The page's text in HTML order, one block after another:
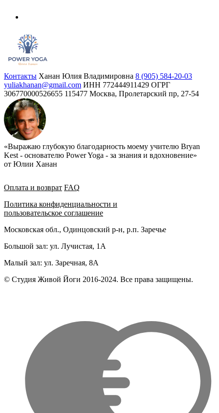
Контакты Ханан Юлия Владимировна 8 (905) 584-20-03
yuliakhanan@gmail.com ИНН 772444911429 ОГРГ
306770000526655 115477 Москва, Пролетарский пр, 27-54
«Выражаю глубокую благодарность моему учителю Bryan
Kest - основателю Power Yoga - за знания и вдохновение»
от Юлии Ханан
Оплата и возврат FAQ
Политика конфиденциальности и
пользовательское соглашение
Московская обл., Одинцовский р-н, р.п. Заречье
Большой зал: ул. Лучистая, 1А
Малый зал: ул. Заречная, 8А
© Студия Живой Йоги 2016-2024. Все права защищены.